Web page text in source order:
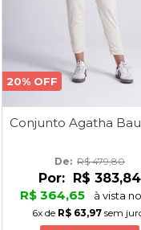
20% OFF
Conjunto Agatha
De: R$ 479,80
Por: R$ 383,84
R$ 364,65
à vista
6xde R$ 63,97sem